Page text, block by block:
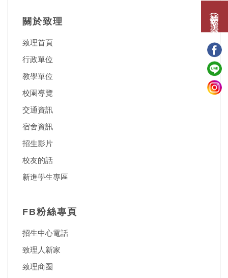
網路報名(填表)系統
關於致理
致理首頁
行政單位
教學單位
校園導覽
交通資訊
宿舍資訊
招生影片
校友的話
新進學生專區
FB粉絲專頁
招生中心電話
致理人新家
致理商圈